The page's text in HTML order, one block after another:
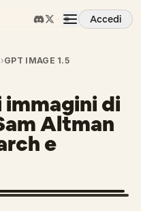
Accedi
›GPT IMAGE 1.5
immagini di
Altman
e